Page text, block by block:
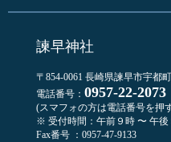
諫早神社
〒854-0061 長崎県諫早市宇都
電話番号： 0957-22-2073
(スマフォの方は電話番号を押
※ 受付時間：午前９時 〜 午後
Fax番号 ：0957-47-9133